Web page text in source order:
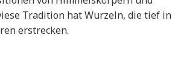
Tradition hat Wurzeln, die tief in
erstrecken.